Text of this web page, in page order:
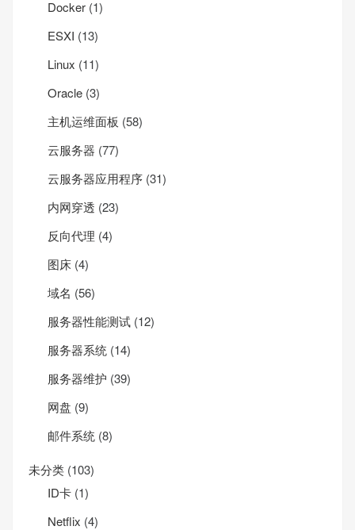
Docker (1)
ESXI (13)
Linux (11)
Oracle (3)
主机运维面板 (58)
云服务器 (77)
云服务器应用程序 (31)
内网穿透 (23)
反向代理 (4)
图床 (4)
域名 (56)
服务器性能测试 (12)
服务器系统 (14)
服务器维护 (39)
网盘 (9)
邮件系统 (8)
未分类 (103)
ID卡 (1)
Net­flix (4)